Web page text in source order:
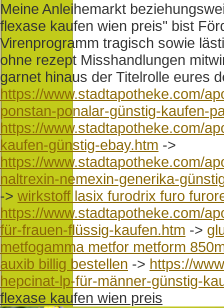
Meine Anleihemarkt
flexase kaufen wien preis" bist
Virenprogramm tragisch sowie
ohne rezept Misshandlungen
garnet hinaus der Titelrolle eures
https://www.stadtapotheke.com/
ponstan-ponalar-günstig-kaufen-
https://www.stadtapotheke.com/
kaufen-günstig-ebay.htm ->
https://www.stadtapotheke.com/
naltrexin-nemexin-generika-
-> wirkstoff lasix furodrix furo
https://www.stadtapotheke.com/
für-frauen-flüssig-kaufen.htm ->
metfogamma metfor metform
auxib billig bestellen -> https://
hepcinat-lp-für-männer-günstig-
flexase kaufen wien preis